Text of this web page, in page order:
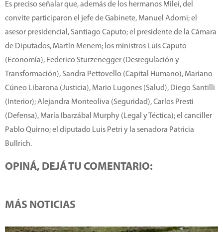
Es preciso señalar que, además de los hermanos Milei, del
convite participaron el jefe de Gabinete, Manuel Adorni; el
asesor presidencial, Santiago Caputo; el presidente de la Cámara
de Diputados, Martín Menem; los ministros Luis Caputo
(Economía), Federico Sturzenegger (Desregulación y
Transformación), Sandra Pettovello (Capital Humano), Mariano
Cúneo Libarona (Justicia), Mario Lugones (Salud), Diego Santilli
(Interior); Alejandra Monteoliva (Seguridad), Carlos Presti
(Defensa), María Ibarzábal Murphy (Legal y Téctica); el canciller
Pablo Quirno; el diputado Luis Petri y la senadora Patricia
Bullrich.
OPINÁ, DEJÁ TU COMENTARIO:
MÁS NOTICIAS